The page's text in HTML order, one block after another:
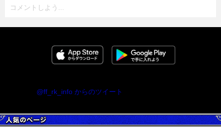
コメントしよう...
@ff_rk_info からのツイート